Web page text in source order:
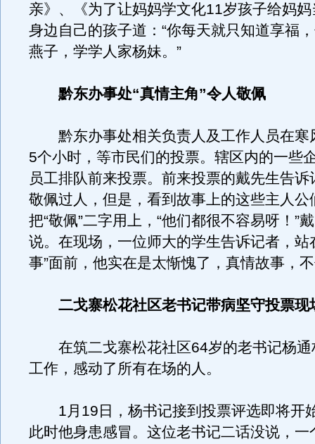
亲》、《为了让妈妈学文化11岁孩子给妈
身边自己的孩子道：“你每天就只知道享福
燕子，学学人家杨妹。”
黔东办事处“真情主角”令人敬佩
黔东办事处相关负责人及工作人员在寒
5个小时，等市民们的投票。辖区内的一些
员工排队前来投票。前来投票的戴先生告诉
敬佩过人，但是，看到故事上的这些主人公
把“敬佩”二字用上，“他们都很不容易呀！”
说。在现场，一位师大的学生告诉记者，站
事”面前，他实在是太惭愧了，真情故事，
二戈寨松花社区老书记带病坚守投票现
在筑二戈寨松花社区64岁的老书记杨通
工作，感动了所有在场的人。
1月19日，杨书记接到投票评选即将开
此时他身患感冒。这位老书记二话没说，一